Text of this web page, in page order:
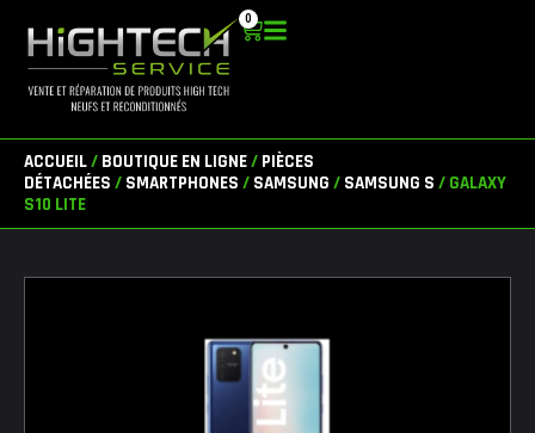
contenu
0
Panier
ACCUEIL/ BOUTIQUE EN LIGNE/ PIÈCES
DÉTACHÉES / SMARTPHONES / SAMSUNG / SAMSUNG S / GALAXY
S10 LITE